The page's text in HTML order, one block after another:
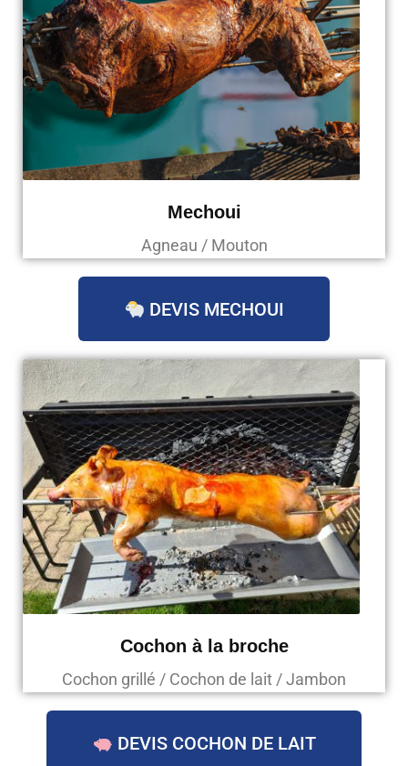
Mechoui
Agneau / Mouton
DEVIS MECHOUI
Cochon à la broche
Cochon grillé / Cochon de lait / Jambon
DEVIS COCHON DE LAIT